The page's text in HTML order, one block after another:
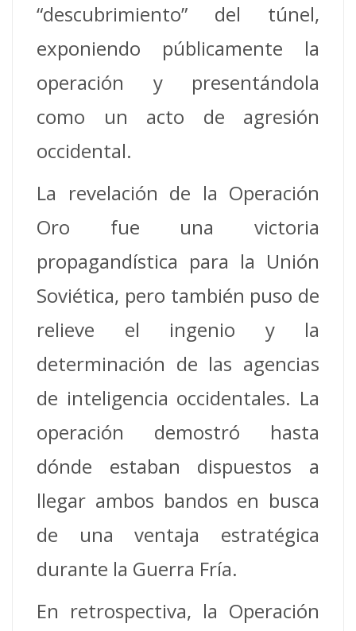
“descubrimiento” del túnel,
exponiendo públicamente la
operación y presentándola
como un acto de agresión
occidental.
La revelación de la Operación
Oro fue una victoria
propagandística para la Unión
Soviética, pero también puso de
relieve el ingenio y la
determinación de las agencias
de inteligencia occidentales. La
operación demostró hasta
dónde estaban dispuestos a
llegar ambos bandos en busca
de una ventaja estratégica
durante la Guerra Fría.
En retrospectiva, la Operación